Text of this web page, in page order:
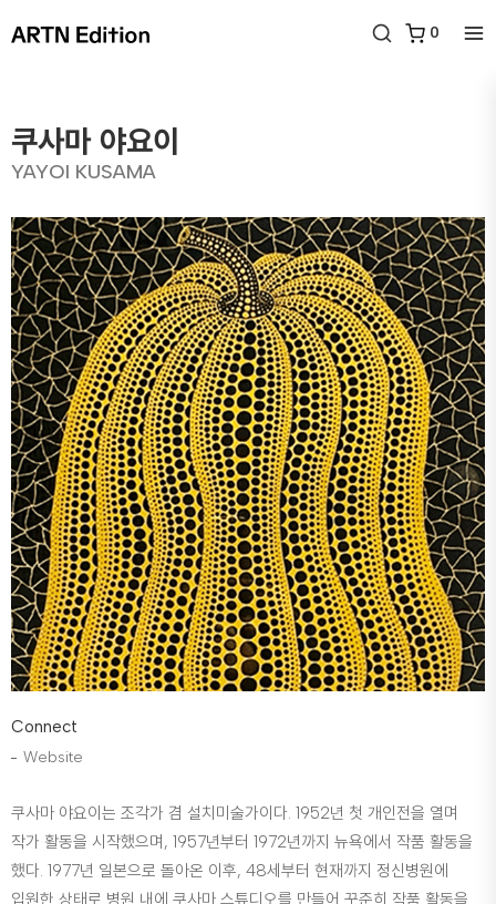
0
쿠사마 야요이
YAYOI KUSAMA
Connect
Website
쿠사마 야요이는 조각가 겸 설치미술가이다. 1952년 첫 개인전을 열며
작가 활동을 시작했으며, 1957년부터 1972년까지 뉴욕에서 작품 활동을
했다. 1977년 일본으로 돌아온 이후, 48세부터 현재까지 정신병원에
입원한 상태로 병원 내에 쿠사마 스튜디오를 만들어 꾸준히 작품 활동을